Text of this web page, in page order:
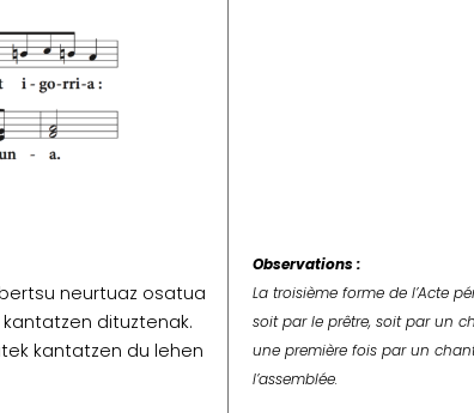
neurtuaz osatua
dituztenak.
kantatzen du lehen
Observations :
La troisième forme de l’Acte
soit par le prêtre, soit par un
une première fois par un
l’assemblée.